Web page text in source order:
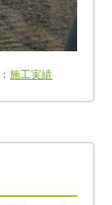
施工実績